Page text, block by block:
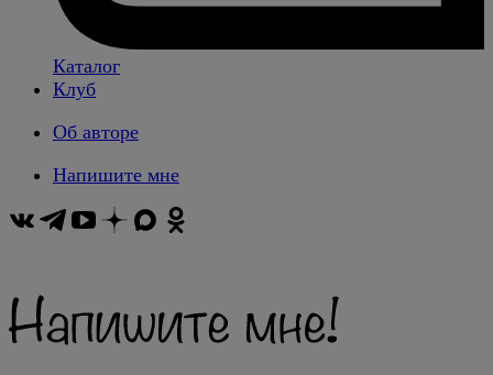
Каталог
Клуб
Об авторе
Напишите мне